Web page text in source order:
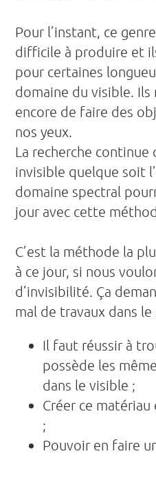
Pour l’instant, ce
difficile à produire et
pour certaines
domaine du visible.
encore de faire des
nos yeux.
La recherche
invisible quelque soit
domaine spectral
jour avec cette
C’est la méthode la
à ce jour, si nous
d’invisibilité. Ça
mal de travaux dans
Il faut réussir à
possède les
dans le visible ;
Créer ce
;
Pouvoir en faire